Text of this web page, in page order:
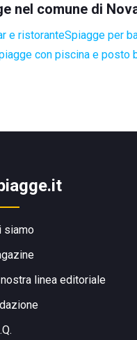
nel comune di
e ristoranteSpiagge per
con piscina e posto
siamo
linea editoriale